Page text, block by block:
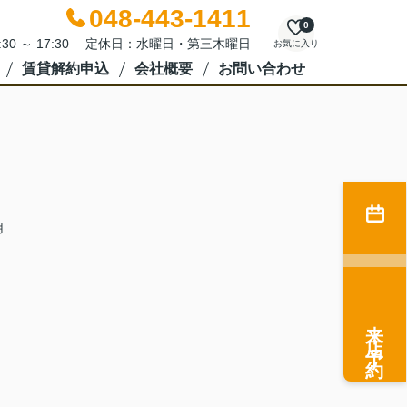
048-443-1411
～ 17:30 定休日：水曜日・第三木曜日 お気に入り
0
賃貸解約申込 会社概要 お問い合わせ
来店予約